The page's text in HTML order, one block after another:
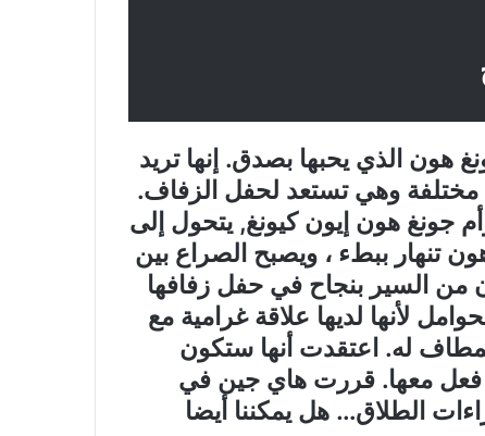
هون الذي يحبها بصدق. إنها تريد
مختلفة وهي تستعد لحفل الزفاف.
جونغ هون إيون كيونغ, يتحول إلى
تنهار ببطء ، ويصبح الصراع بين
من السير بنجاح في حفل زفافها
لأنها لديها علاقة غرامية مع
له. اعتقدت أنها ستكون
فعل معها. قررت هاي جين في
الطلاق… هل يمكننا أيضا